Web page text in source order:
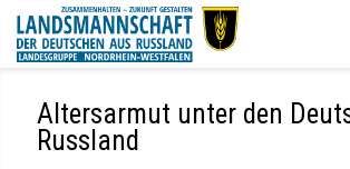
Altersarmut unter den
Russland